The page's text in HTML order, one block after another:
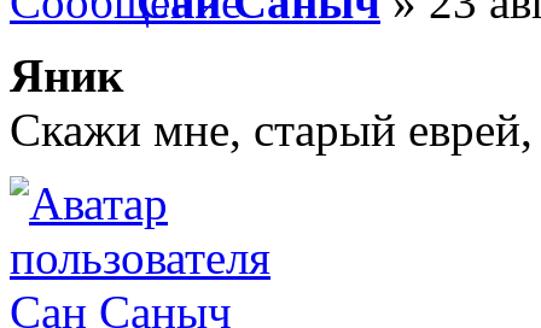
Яник
Скажи мне, старый
Сан Саныч